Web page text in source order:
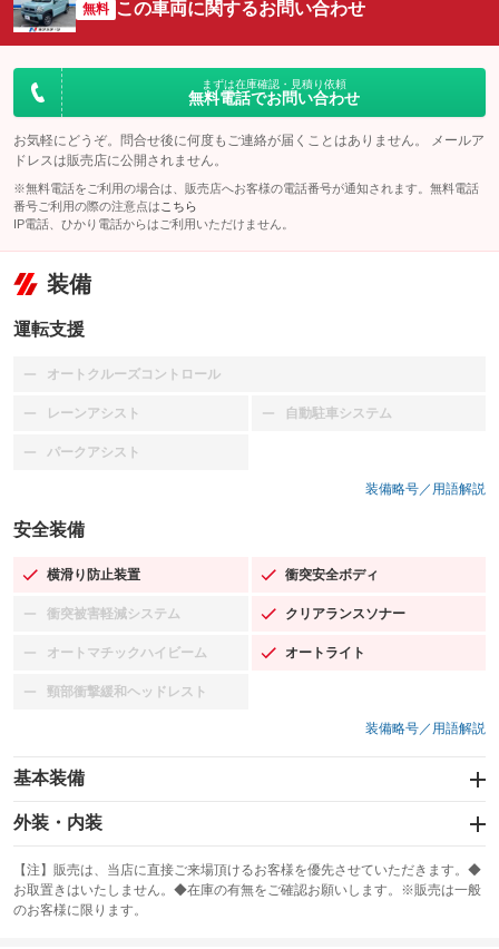
無料 この車両に関するお問い合わせ
まずは在庫確認・見積り依頼
無料電話でお問い合わせ
お気軽にどうぞ。問合せ後に何度もご連絡が届くことはありません。 メールア
ドレスは販売店に公開されません。
※無料電話をご利用の場合は、販売店へお客様の電話番号が通知されます。無料電話
番号ご利用の際の注意点は こちら
IP電話、ひかり電話からはご利用いただけません。
装備
運転支援
オートクルーズコントロール
：装備なし
レーンアシスト
：装備なし 自動駐車システム
：装備なし
パークアシスト
：装備なし
装備略号／用語解説
安全装備
横滑り防止装置
：装備あり 衝突安全ボディ
：装備あり
衝突被害軽減システム
：装備なし クリアランスソナー
：装備あり
オートマチックハイビーム
：装備なし オートライト
：装備あり
頸部衝撃緩和ヘッドレスト
：装備なし
装備略号／用語解説
基本装備
エアバッグ：運転席/助手席/サイド
：装備あり
：装備なし
サンルーフ
：装備なし ABS
外装・内装
カーナビ：SDナビ
：装備あり
TV：フルセグ
：装備あり
【注】販売は、当店に直接ご来場頂けるお客様を優先させていただきます。◆
お取置きはいたしません。◆在庫の有無をご確認お願いします。※販売は一般
のお客様に限ります。